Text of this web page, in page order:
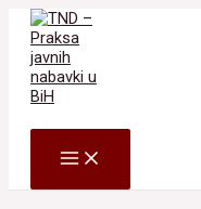
Skip
content
MAIN
MENU